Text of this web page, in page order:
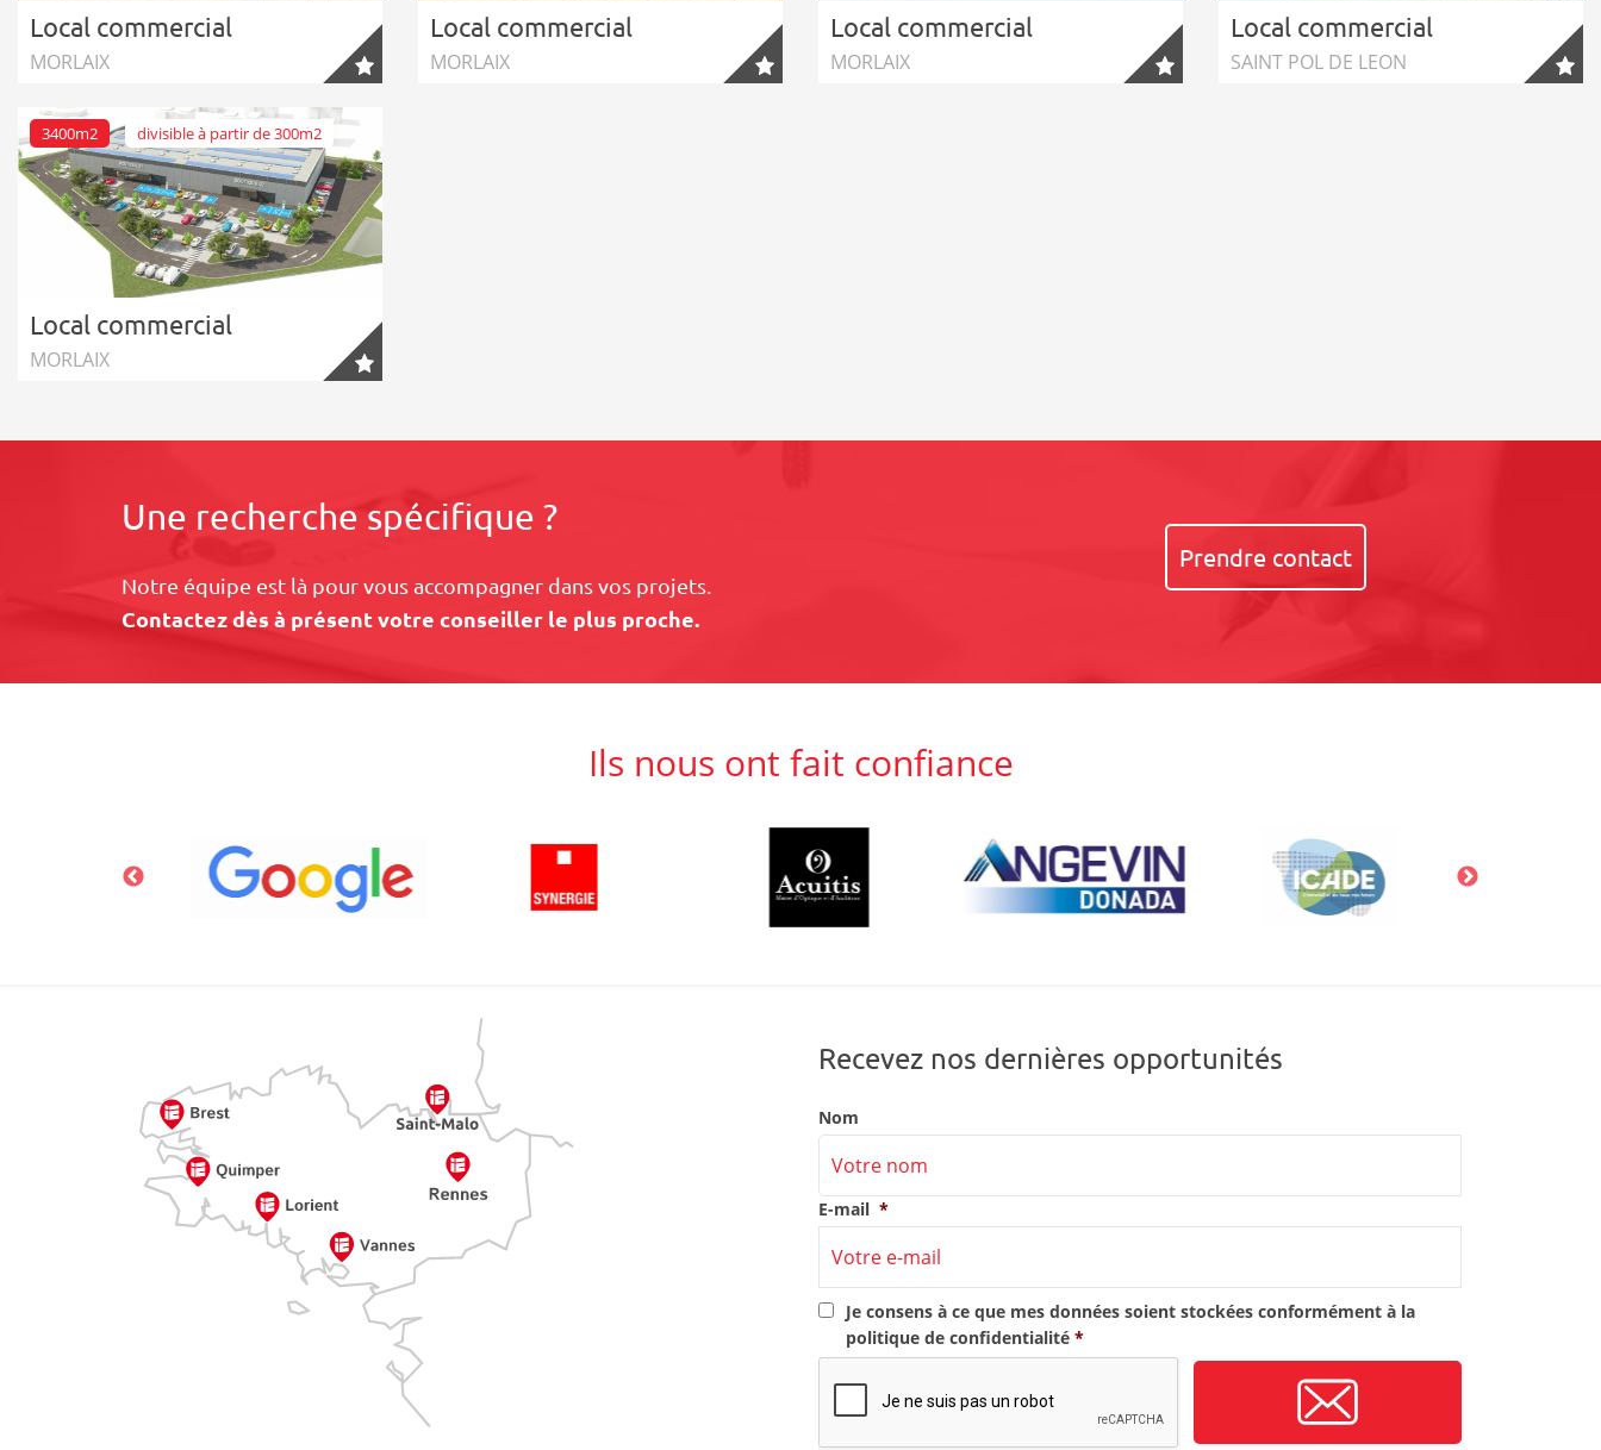
Local commercial
MORLAIX
Local commercial
MORLAIX
Local commercial
MORLAIX
Local commercial
SAINT POL DE LEON
3400m2 divisible à partir de 300m2
Local commercial
MORLAIX
Une recherche spécifique ?
Notre équipe est là pour vous accompagner dans vos projets.
Contactez dès à présent votre conseiller le plus proche.
Prendre contact
Ils nous ont fait confiance
Recevez nos dernières opportunités
Nom
E-mail *
RGPD
Je consens à ce que mes données soient stockées conformément à la
politique de confidentialité *
CAPTCHA